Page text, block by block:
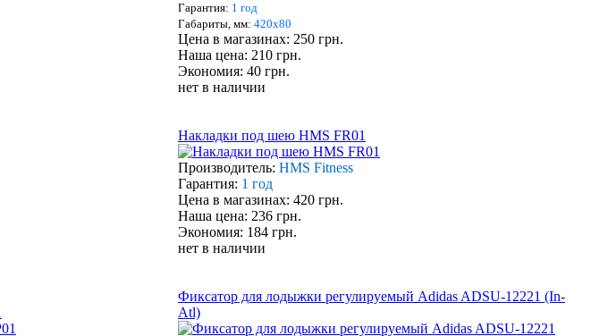
Гарантия: 1 год
Габариты, мм: 420х80
Цена в магазинах: 250 грн.
Наша цена: 210 грн.
Экономия: 40 грн.
нет в наличии
Накладки под шею HMS FR01
Производитель: HMS Fitness
Гарантия: 1 год
Цена в магазинах: 420 грн.
Наша цена: 236 грн.
Экономия: 184 грн.
нет в наличии
Фиксатор для лодыжки регулируемый Adidas ADSU-12221 (In-
Atl)